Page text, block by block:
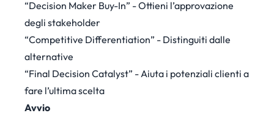
“Decision Maker Buy-In” - Ottieni l’approvazione
degli stakeholder
“Competitive Differentiation” - Distinguiti dalle
alternative
“Final Decision Catalyst” - Aiuta i potenziali clienti a
fare l’ultima scelta
Avvio